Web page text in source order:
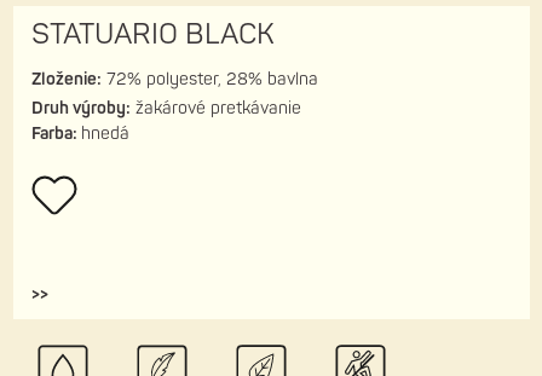
STATUARIO BLACK
Zloženie: 72% polyester, 28% bavlna
Druh výroby: žakárové pretkávanie
Farba: hnedá
>>